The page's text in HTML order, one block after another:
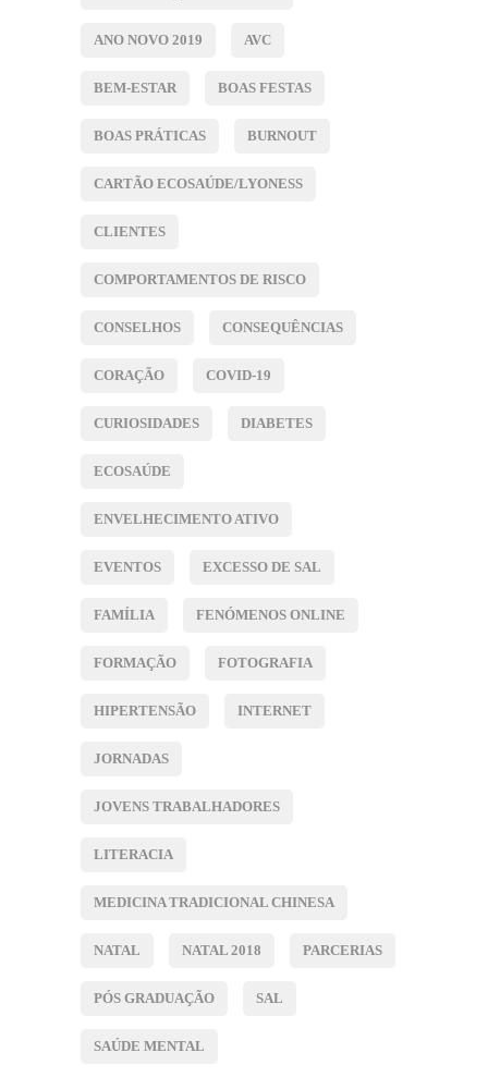
ANO NOVO 2019 AVC
BEM-ESTAR BOAS FESTAS
BOAS PRÁTICAS BURNOUT
CARTÃO ECOSAÚDE/LYONESS
CLIENTES
COMPORTAMENTOS DE RISCO
CONSELHOS CONSEQUÊNCIAS
CORAÇÃO COVID-19
CURIOSIDADES DIABETES
ECOSAÚDE
ENVELHECIMENTO ATIVO
EVENTOS EXCESSO DE SAL
FAMÍLIA FENÓMENOS ONLINE
FORMAÇÃO FOTOGRAFIA
HIPERTENSÃO INTERNET
JORNADAS
JOVENS TRABALHADORES
LITERACIA
MEDICINA TRADICIONAL CHINESA
NATAL NATAL 2018 PARCERIAS
PÓS GRADUAÇÃO SAL
SAÚDE MENTAL